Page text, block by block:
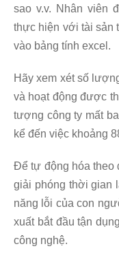
sao v.v. Nhân viên
thực hiện với tài sản
vào bảng tính excel.
Hãy xem xét số
và hoạt động được
tượng công ty mất
kể đến việc khoảng
Để tự động hóa theo
giải phóng thời gian
năng lỗi của con
xuất bắt đầu tận
công nghệ.